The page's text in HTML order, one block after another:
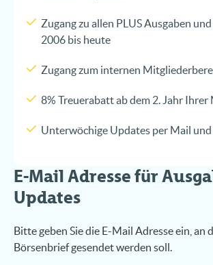
Zugang zu allen PLUS Ausgaben
2006 bis heute
Zugang zum internen
8% Treuerabatt ab dem 2. Jahr
Unterwöchige Updates per Mail und
E-Mail Adresse für
Updates
Bitte geben Sie die E-Mail Adresse ein, an
Börsenbrief gesendet werden soll.